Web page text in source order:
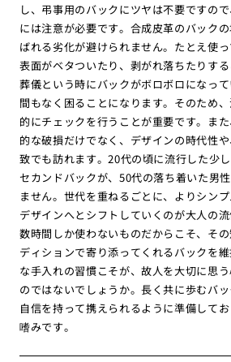
し、弔事用のバックにツヤは不要ですの
には注意が必要です。合成皮革のバック
ばれる劣化が避けられません。たとえ使
表面がベタついたり、剥がれ落ちたりす
葬儀という時にバックがボロボロになっ
間もなく困ることになります。そのため
的にチェックを行うことが重要です。ま
的な破損だけでなく、デザインの時代性
致でも訪れます。20代の頃に流行した少
セカンドバックが、50代の落ち着いた男
ません。世代を重ねるごとに、よりシン
デザインへとシフトしていくのが大人の
数時間しか使わないものだからこそ、そ
ディションで寄り添ってくれるバックを
な手入れの習慣こそが、故人を大切に思
のではないでしょうか。長く共に歩むバ
自信を持って携えられるように準備して
嗜みです。